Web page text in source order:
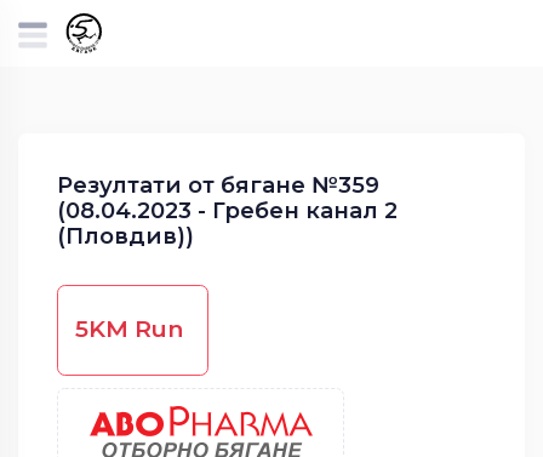
Резултати от бягане №359
(08.04.2023 - Гребен канал 2
(Пловдив))
5KM Run